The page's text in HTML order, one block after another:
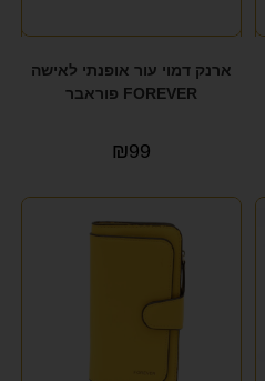
ארנק דמוי עור אופנתי לאישה
FOREVER פוראבר
₪99